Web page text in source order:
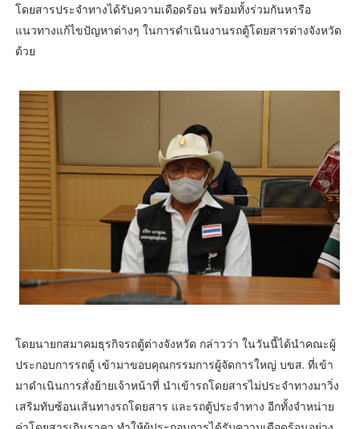
โดยสารประจำทางได้รับความเดือดร้อน พร้อมทั้งร่วมกันหารือ
แนวทางแก้ไขปัญหาต่างๆ ในการดำเนินงานรถตู้โดยสารต่างจังหวัด
ด้วย
โดยนายกสมาคมธุรกิจรถตู้ต่างจังหวัด กล่าวว่า ในวันนี้ได้นำคณะผู้
ประกอบการรถตู้ เข้ามาขอบคุณกรรมการผู้จัดการใหญ่ บขส. ที่เข้า
มาดำเนินการสั่งย้ายเจ้าหน้าที่ นำเข้ารถโดยสารไม่ประจำทางมาวิ่ง
เสริมทับซ้อนเส้นทางรถโดยสาร และรถตู้ประจำทาง อีกทั้งจำหน่าย